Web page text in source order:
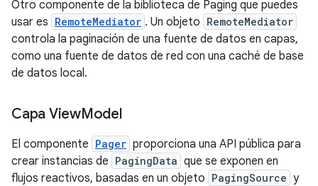
Otro componente de la biblioteca de Paging que puedes
usar es RemoteMediator . Un objeto RemoteMediator
controla la paginación de una fuente de datos en capas,
como una fuente de datos de red con una caché de base
de datos local.
Capa ViewModel
El componente Pager proporciona una API pública para
crear instancias de PagingData que se exponen en
flujos reactivos, basadas en un objeto PagingSource y